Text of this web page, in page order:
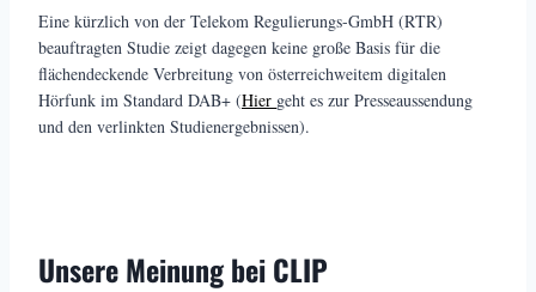
Eine kürzlich von der Telekom Regulierungs-GmbH (RTR)
beauftragten Studie zeigt dagegen keine große Basis für die
flächendeckende Verbreitung von österreichweitem digitalen
Hörfunk im Standard DAB+ (Hier geht es zur Presseaussendung
und den verlinkten Studienergebnissen).
Unsere Meinung bei CLIP